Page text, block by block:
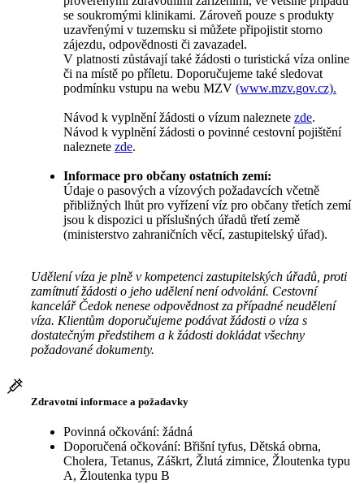
se soukromými klinikami. Zároveň pouze s produkty
uzavřenými v tuzemsku si můžete připojistit storno
zájezdu, odpovědnosti či zavazadel.
V platnosti zůstávají také žádosti o turistická víza online
či na místě po příletu. Doporučujeme také sledovat
podmínku vstupu na webu MZV (www.mzv.gov.cz).
Návod k vyplnění žádosti o vízum naleznete zde.
Návod k vyplnění žádosti o povinné cestovní pojištění
naleznete zde.
Informace pro občany ostatních zemí:
Údaje o pasových a vízových požadavcích včetně
přibližných lhůt pro vyřízení víz pro občany třetích zemí
jsou k dispozici u příslušných úřadů třetí země
(ministerstvo zahraničních věcí, zastupitelský úřad).
Udělení víza je plně v kompetenci zastupitelských úřadů, proti
zamítnutí žádosti o jeho udělení není odvolání. Cestovní
kancelář Čedok nenese odpovědnost za případné neudělení
víza. Klientům doporučujeme podávat žádosti o víza s
dostatečným předstihem a k žádosti dokládat všechny
požadované dokumenty.
Zdravotní informace a požadavky
Povinná očkování: žádná
Doporučená očkování: Břišní tyfus, Dětská obrna,
Cholera, Tetanus, Záškrt, Žlutá zimnice, Žloutenka typu
A, Žloutenka typu B